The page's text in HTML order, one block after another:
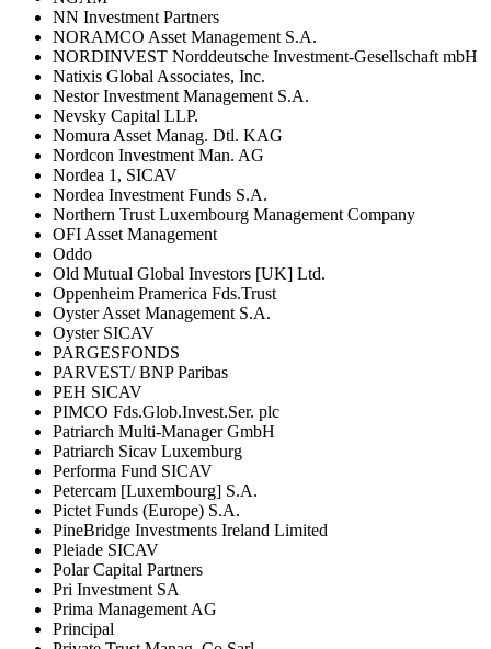
NN Investment Partners
NORAMCO Asset Management S.A.
NORDINVEST Norddeutsche Investment-Gesellschaft mbH
Natixis Global Associates, Inc.
Nestor Investment Management S.A.
Nevsky Capital LLP.
Nomura Asset Manag. Dtl. KAG
Nordcon Investment Man. AG
Nordea 1, SICAV
Nordea Investment Funds S.A.
Northern Trust Luxembourg Management Company
OFI Asset Management
Oddo
Old Mutual Global Investors [UK] Ltd.
Oppenheim Pramerica Fds.Trust
Oyster Asset Management S.A.
Oyster SICAV
PARGESFONDS
PARVEST/ BNP Paribas
PEH SICAV
PIMCO Fds.Glob.Invest.Ser. plc
Patriarch Multi-Manager GmbH
Patriarch Sicav Luxemburg
Performa Fund SICAV
Petercam [Luxembourg] S.A.
Pictet Funds (Europe) S.A.
PineBridge Investments Ireland Limited
Pleiade SICAV
Polar Capital Partners
Pri Investment SA
Prima Management AG
Principal